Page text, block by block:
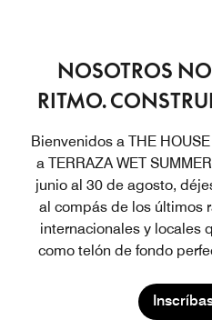
NOSOTROS
RITMO.
Bienvenidos a THE
a TERRAZA WET
junio al 30 de agosto,
al compás de los últimos
internacionales y locales
como telón de fondo